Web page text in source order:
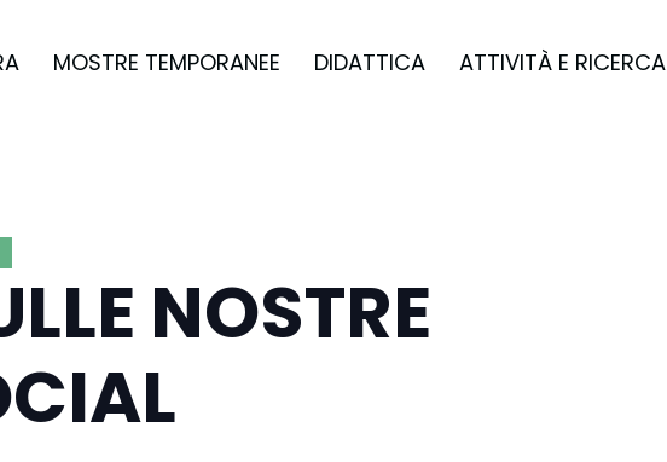
MOSTRE TEMPORANEE DIDATTICA ATTIVITÀ E RICERCA
NOSTRE